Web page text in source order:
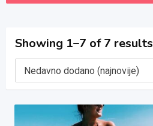
Showing 1–7 of 7 results